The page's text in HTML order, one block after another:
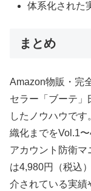
体系化された
まとめ
Amazon物販・完
セラー「ブーテ
したノウハウで
織化までをVol.1
アカウント防衛マ
は4,980円（税込
介されている実績